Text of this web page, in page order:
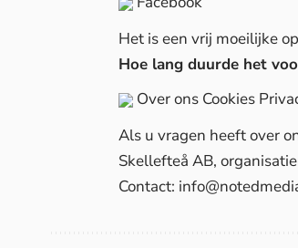
Het is een vrij moeilijke
Hoe lang duurde het
Over ons Cookies
Als u vragen heeft over
Skellefteå AB,
Contact: